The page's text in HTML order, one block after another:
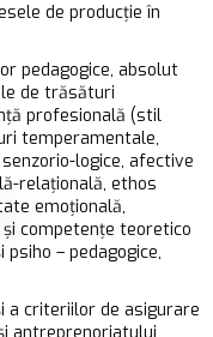
de producție în
pedagogice, absolut
de trăsături
profesională (stil
temperamentale,
logice, afective
relaţională, ethos
emoţională,
competenţe teoretico
– pedagogice,
a criteriilor de asigurare